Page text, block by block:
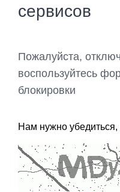
сервисов
Пожалуйста,
воспользуйтесь
блокировки
Нам нужно